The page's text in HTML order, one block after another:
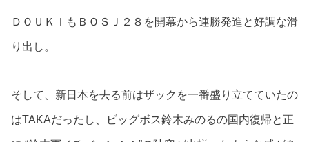
ＤＯＵＫＩもＢＯＳＪ２８を開幕から連勝発進と好調な滑
り出し。
そして、新日本を去る前はザックを一番盛り立てていたの
はTAKAだったし、ビッグボス鈴木みのるの国内復帰と正